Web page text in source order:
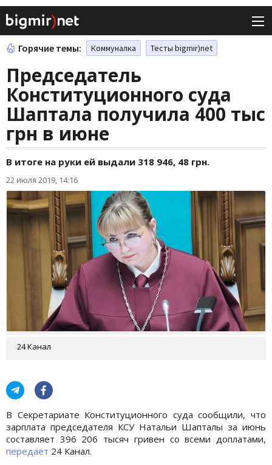
Горячие темы: Коммуналка Тесты bigmir)net
Председатель
Конституционного суда
Шаптала получила 400 тыс
грн в июне
В итоге на руки ей выдали 318 946, 48 грн.
22 июля 2019, 14:16
24 Канал
В Секретариате Конституционного суда сообщили, что
зарплата председателя КСУ Натальи Шапталы за июнь
составляет 396 206 тысяч гривен со всеми доплатами,
передает 24 Канал.